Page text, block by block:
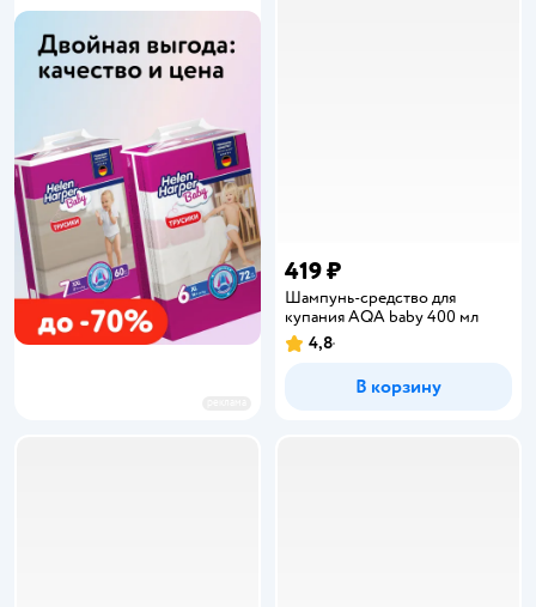
419 ₽
Шампунь-средство для
купания AQA baby 400 мл
Рейтинг:
4,8
В корзину